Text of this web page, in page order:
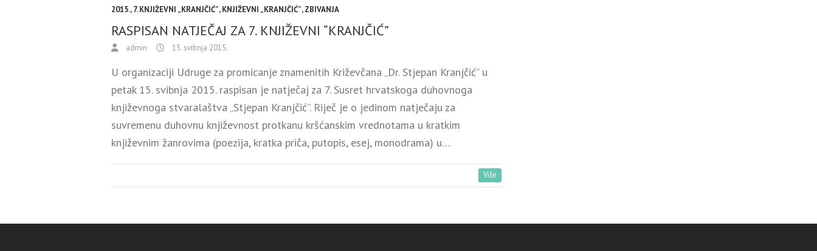
2015.,7. KNJIŽEVNI „KRANJČIĆ”,KNJIŽEVNI „KRANJČIĆ”,ZBIVANJA
RASPISAN NATJEČAJ ZA 7. KNJIŽEVNI “KRANJČIĆ”
admin 15. svibnja 2015.
U organizaciji Udruge za promicanje znamenitih Križevčana „Dr. Stjepan Kranjčić” u
petak 15. svibnja 2015. raspisan je natječaj za 7. Susret hrvatskoga duhovnoga
književnoga stvaralaštva „Stjepan Kranjčić”. Riječ je o jedinom natječaju za
suvremenu duhovnu književnost protkanu kršćanskim vrednotama u kratkim
književnim žanrovima (poezija, kratka priča, putopis, esej, monodrama) u…
Više